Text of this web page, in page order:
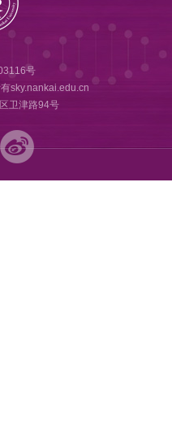
号
sky.nankai.edu.cn
卫津路94号